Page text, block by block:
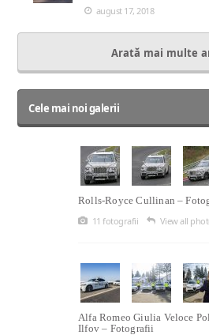
august 17, 2018
Arată mai multe
Cele mai noi galerii
Rolls-Royce Cullinan –
11 fotografii
View all
Alfa Romeo Giulia Veloce
Ilfov – Fotografii